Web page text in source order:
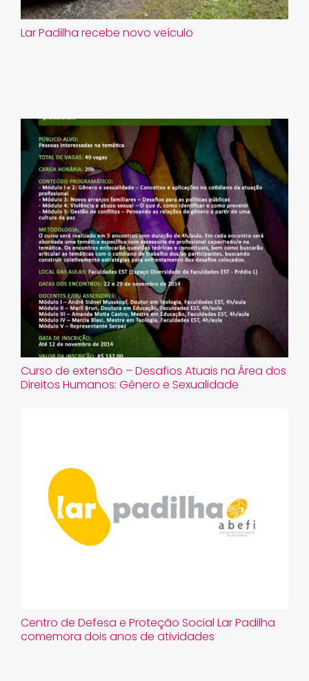
Lar Padilha recebe novo veículo
Curso de extensão – Desafios Atuais na Área dos
Direitos Humanos: Gênero e Sexualidade
​Centro de Defesa e Proteção Social Lar Padilha
comemora dois anos de atividades